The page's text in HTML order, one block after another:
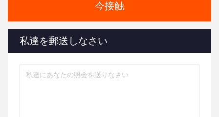
今接触
私達を郵送しなさい